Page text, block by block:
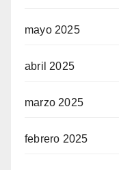
mayo 2025
abril 2025
marzo 2025
febrero 2025